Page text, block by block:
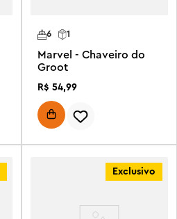
6 1
Marvel - Chaveiro do
Groot
R$ 54,99
Exclusivo